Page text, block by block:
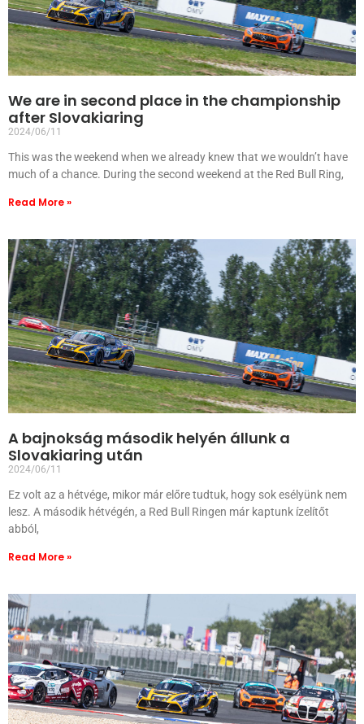
We are in second place in the championship
after Slovakiaring
2024/06/11
This was the weekend when we already knew that we wouldn’t have
much of a chance. During the second weekend at the Red Bull Ring,
Read More »
A bajnokság második helyén állunk a
Slovakiaring után
2024/06/11
Ez volt az a hétvége, mikor már előre tudtuk, hogy sok esélyünk nem
lesz. A második hétvégén, a Red Bull Ringen már kaptunk ízelítőt
abból,
Read More »